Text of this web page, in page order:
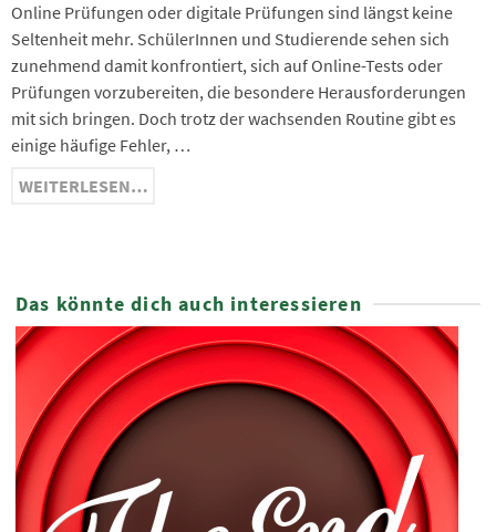
Teilen
Online Prüfungen oder digitale Prüfungen sind längst keine
Seltenheit mehr. SchülerInnen und Studierende sehen sich
zunehmend damit konfrontiert, sich auf Online-Tests oder
Prüfungen vorzubereiten, die besondere Herausforderungen
mit sich bringen. Doch trotz der wachsenden Routine gibt es
einige häufige Fehler, …
WEITERLESEN…
Das könnte dich auch interessieren